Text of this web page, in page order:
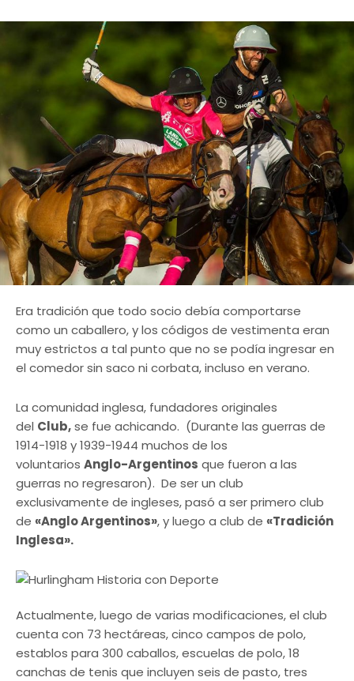
Era tradición que todo socio debía comportarse
como un caballero, y los códigos de vestimenta eran
muy estrictos a tal punto que no se podía ingresar en
el comedor sin saco ni corbata, incluso en verano.
La comunidad inglesa, fundadores originales
del Club,se fue achicando. (Durante las guerras de
1914-1918 y 1939-1944 muchos de los
voluntarios Anglo-Argentinos que fueron a las
guerras no regresaron). De ser un club
exclusivamente de ingleses, pasó a ser primero club
de «Anglo Argentinos», y luego a club de «Tradición
Inglesa».
Actualmente, luego de varias modificaciones, el club
cuenta con 73 hectáreas, cinco campos de polo,
establos para 300 caballos, escuelas de polo, 18
canchas de tenis que incluyen seis de pasto, tres